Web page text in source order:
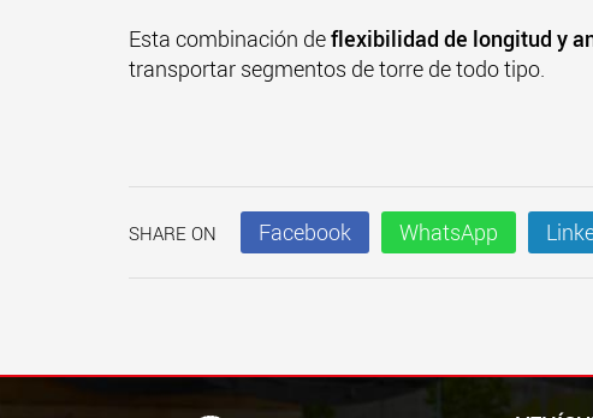
Esta combinación deflexibilidad de longitud y
transportar segmentos de torre de todo tipo.
SHARE ON Facebook WhatsApp